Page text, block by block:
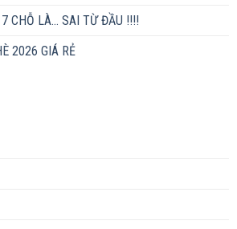
CHỖ LÀ… SAI TỪ ĐẦU !!!!
2026 GIÁ RẺ